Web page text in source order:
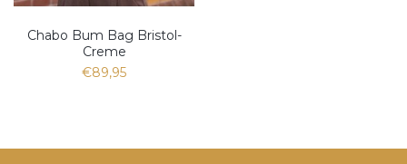
Chabo Bum Bag Bristol-
Creme
€89,95